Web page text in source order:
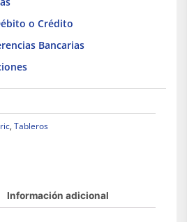
o Crédito
Bancarias
, Tableros
Información adicional